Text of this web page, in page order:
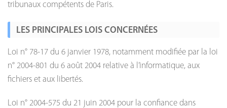
tribunaux compétents de Paris.
LES PRINCIPALES LOIS CONCERNÉES
Loi n° 78-17 du 6 janvier 1978, notamment modifiée par la loi
n° 2004-801 du 6 août 2004 relative à l’informatique, aux
fichiers et aux libertés.
Loi n° 2004-575 du 21 juin 2004 pour la confiance dans